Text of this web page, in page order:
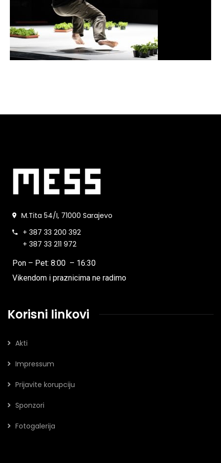
M.Tita 54/I, 71000 Sarajevo
+ 387 33 200 392
+ 387 33 211 972
Pon – Pet: 8:00 – 16:30
Vikendom i praznicima ne radimo
Korisni linkovi
Akti
Impressum
Prijavite korupciju
Sponzori
Fotogalerija